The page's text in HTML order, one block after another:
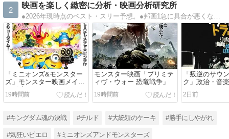
2
映画を楽しく緻密に分析・映画分析研究所
「ミニオンズ&モンスター
ズ」モンスター映画メイキ
ング映画
19時間前
モンスター映画「プリミテ
ィヴ・ウォー 恐竜戦争」
19時間前
「叛逆のサウ
ク」政治・音
タリー
2日前
#キングダム魂の決戦 #チルド #大統領のケーキ #勝手にしやがれ
#気狂いピエロ #ミニオンズアンドモンスターズ